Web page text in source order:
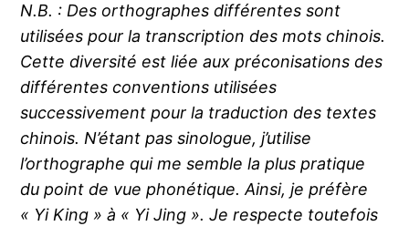
N.B. : Des orthographes différentes sont
utilisées pour la transcription des mots chinois.
Cette diversité est liée aux préconisations des
différentes conventions utilisées
successivement pour la traduction des textes
chinois. N’étant pas sinologue, j’utilise
l’orthographe qui me semble la plus pratique
du point de vue phonétique. Ainsi, je préfère
« Yi King » à « Yi Jing ». Je respecte toutefois